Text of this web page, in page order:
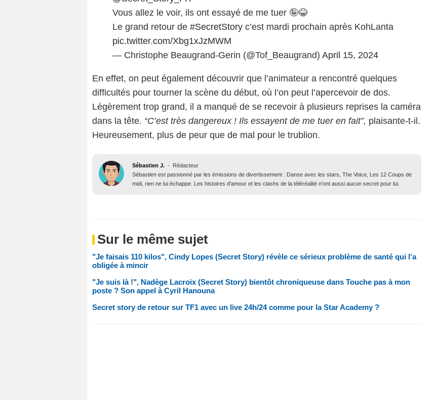
Vous allez le voir, ils ont essayé de me tuer 🤪😂
Le grand retour de #SecretStory c’est mardi prochain après KohLanta
pic.twitter.com/Xbg1xJzMWM
— Christophe Beaugrand-Gerin (@Tof_Beaugrand) April 15, 2024
En effet, on peut également découvrir que l’animateur a rencontré quelques
difficultés pour tourner la scène du début, où l’on peut l’apercevoir de dos.
Légèrement trop grand, il a manqué de se recevoir à plusieurs reprises la caméra
dans la tête. “C’est très dangereux ! Ils essayent de me tuer en fait”, plaisante-t-il.
Heureusement, plus de peur que de mal pour le trublion.
Sébastien J. - Rédacteur
Sébastien est passionné par les émissions de divertissement : Danse avec les stars, The Voice, Les 12 Coups de
midi, rien ne lui échappe. Les histoires d'amour et les clashs de la téléréalité n'ont aussi aucun secret pour lui.
Sur le même sujet
"Je faisais 110 kilos", Cindy Lopes (Secret Story) révèle ce sérieux problème de santé qui l'a
obligée à mincir
"Je suis là !", Nadège Lacroix (Secret Story) bientôt chroniqueuse dans Touche pas à mon
poste ? Son appel à Cyril Hanouna
Secret story de retour sur TF1 avec un live 24h/24 comme pour la Star Academy ?